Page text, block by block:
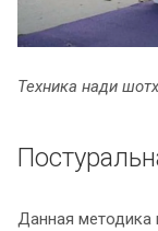
Техника нади
Данная методика